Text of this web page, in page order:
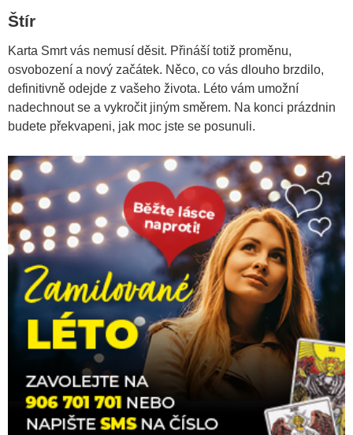
Štír
Karta Smrt vás nemusí děsit. Přináší totiž proměnu,
osvobození a nový začátek. Něco, co vás dlouho brzdilo,
definitivně odejde z vašeho života. Léto vám umožní
nadechnout se a vykročit jiným směrem. Na konci prázdnin
budete překvapeni, jak moc jste se posunuli.